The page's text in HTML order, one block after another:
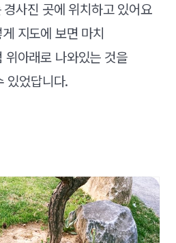
사진 곳에 위치하고 있어요
지도에 보면 마치
위아래로 나와있는 것을
있었답니다.